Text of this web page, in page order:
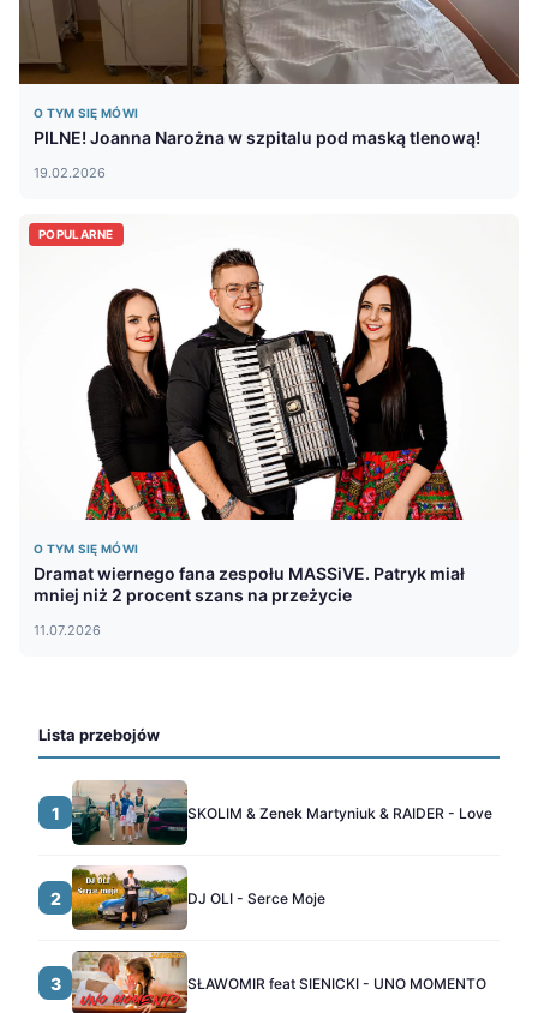
O TYM SIĘ MÓWI
PILNE! Joanna Narożna w szpitalu pod maską tlenową!
19.02.2026
POPULARNE
O TYM SIĘ MÓWI
Dramat wiernego fana zespołu MASSiVE. Patryk miał
mniej niż 2 procent szans na przeżycie
11.07.2026
Lista przebojów
1 SKOLIM & Zenek Martyniuk & RAIDER - Love
2 DJ OLI - Serce Moje
3 SŁAWOMIR feat SIENICKI - UNO MOMENTO